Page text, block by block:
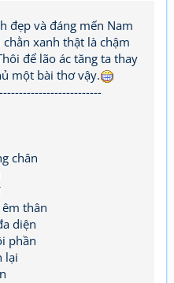
đẹp và đáng mến Nam
xanh thật là chậm
để lão ác tăng ta thay
một bài thơ vậy.
chân
thân
diện
phần
lại